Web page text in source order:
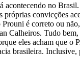
acontecendo no
convicções
é correto ou
Calheiros. Tudo
eles acham que
brasileira.